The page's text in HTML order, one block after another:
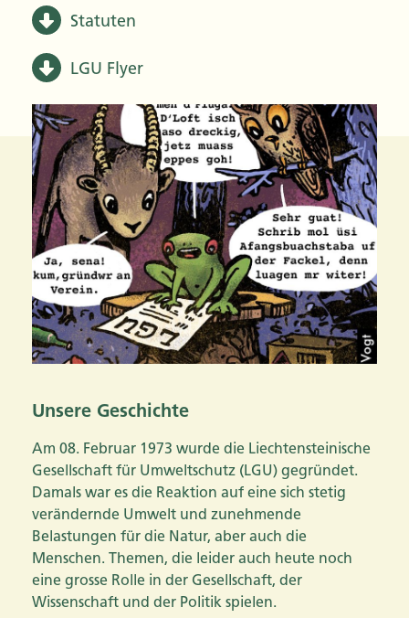
Statuten
LGU Flyer
Unsere Geschichte
Am 08. Februar 1973 wurde die Liechtensteinische
Gesellschaft für Umweltschutz (LGU) gegründet.
Damals war es die Reaktion auf eine sich stetig
verändernde Umwelt und zunehmende
Belastungen für die Natur, aber auch die
Menschen. Themen, die leider auch heute noch
eine grosse Rolle in der Gesellschaft, der
Wissenschaft und der Politik spielen.